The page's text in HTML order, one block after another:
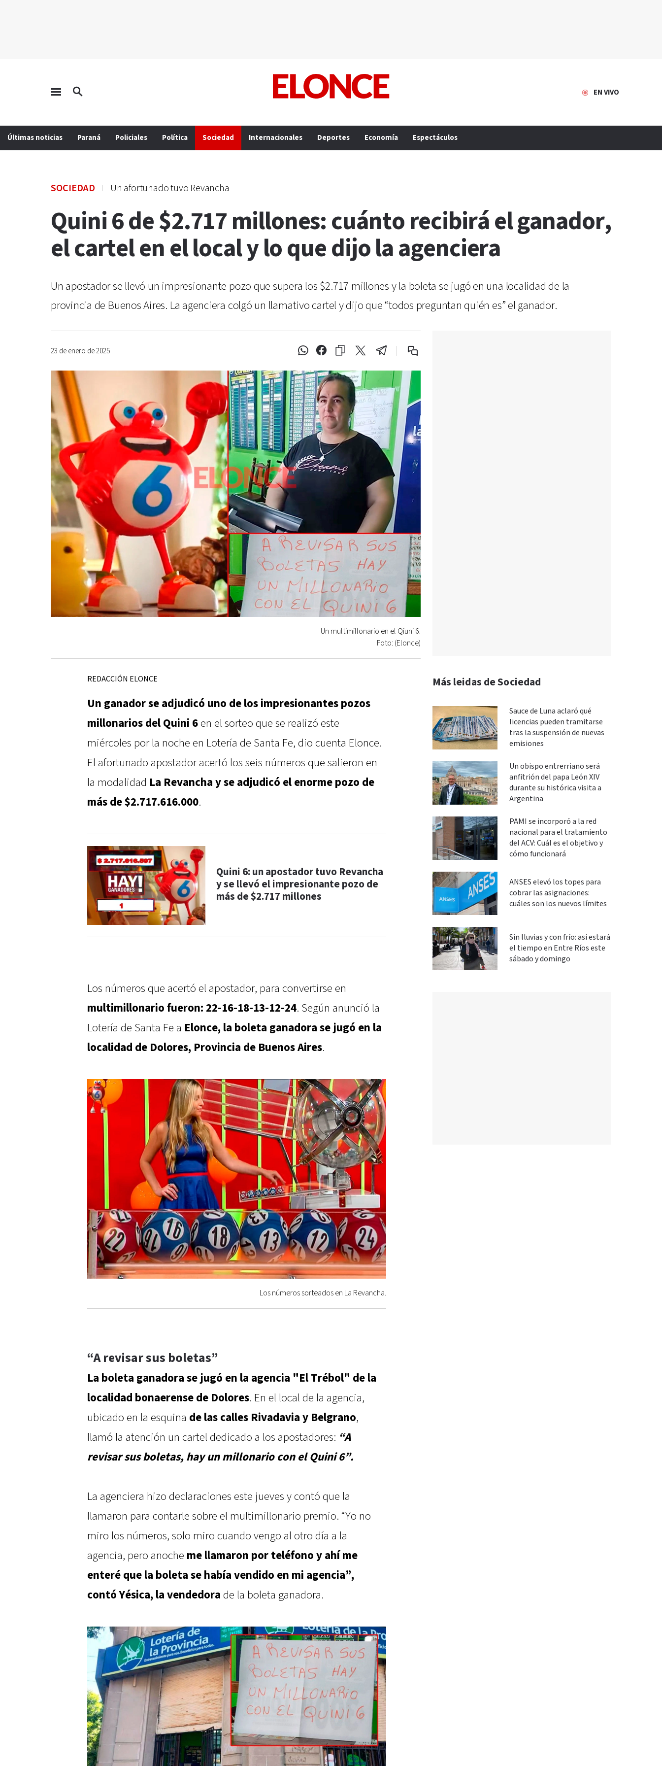
EN VIVO
Últimas noticias Paraná Policiales Política Sociedad Internacionales Deportes Economía Espectáculos
SOCIEDAD Un afortunado tuvo Revancha
Quini 6 de $2.717 millones: cuánto recibirá el ganador,
el cartel en el local y lo que dijo la agenciera
Un apostador se llevó un impresionante pozo que supera los $2.717 millones y la boleta se jugó en una localidad de la
provincia de Buenos Aires. La agenciera colgó un llamativo cartel y dijo que “todos preguntan quién es” el ganador.
23 de enero de 2025
Un multimillonario en el Qiuni 6.
Foto: (Elonce)
REDACCIÓN ELONCE
Un ganador se adjudicó uno de los impresionantes pozos
millonarios del Quini 6en el sorteo que se realizó este
miércoles por la noche en Lotería de Santa Fe, dio cuenta Elonce.
El afortunado apostador acertó los seis números que salieron en
la modalidad La Revancha y se adjudicó el enorme pozo de
más de $2.717.616.000.
Quini 6: un apostador tuvo Revancha
y se llevó el impresionante pozo de
más de $2.717 millones
Los números que acertó el apostador, para convertirse en
multimillonario fueron: 22-16-18-13-12-24. Según anunció la
Lotería de Santa Fe a Elonce, la boleta ganadora se jugó en la
localidad de Dolores, Provincia de Buenos Aires.
Los números sorteados en La Revancha.
“A revisar sus boletas”
La boleta ganadora se jugó en la agencia "El Trébol" de la
localidad bonaerense de Dolores. En el local de la agencia,
ubicado en la esquina de las calles Rivadavia y Belgrano,
llamó la atención un cartel dedicado a los apostadores: “A
revisar sus boletas, hay un millonario con el Quini 6”.
La agenciera hizo declaraciones este jueves y contó que la
llamaron para contarle sobre el multimillonario premio. “Yo no
miro los números, solo miro cuando vengo al otro día a la
agencia, pero anoche me llamaron por teléfono y ahí me
enteré que la boleta se había vendido en mi agencia”,
contó Yésica, la vendedora de la boleta ganadora.
Más leidas de Sociedad
Sauce de Luna aclaró qué
licencias pueden tramitarse
tras la suspensión de nuevas
emisiones
Un obispo entrerriano será
anfitrión del papa León XIV
durante su histórica visita a
Argentina
PAMI se incorporó a la red
nacional para el tratamiento
del ACV: Cuál es el objetivo y
cómo funcionará
ANSES elevó los topes para
cobrar las asignaciones:
cuáles son los nuevos límites
Sin lluvias y con frío: así estará
el tiempo en Entre Ríos este
sábado y domingo